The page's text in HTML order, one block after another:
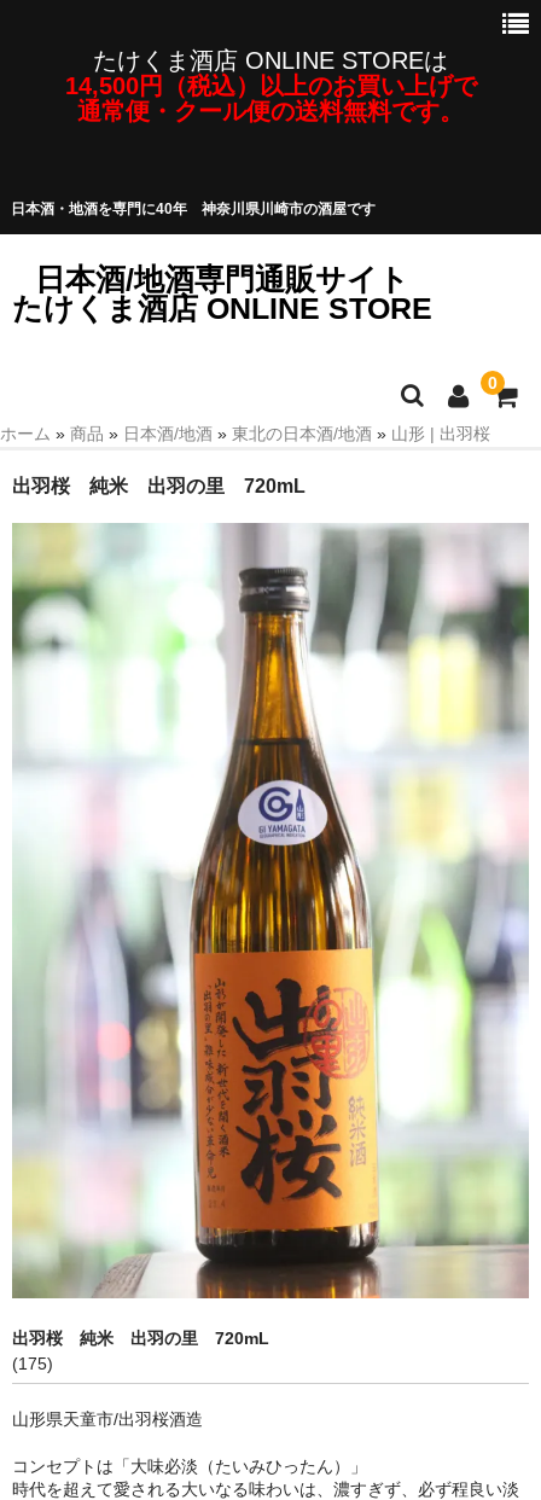
たけくま酒店 ONLINE STOREは
14,500円（税込）以上のお買い上げで
通常便・クール便の送料無料です。
日本酒・地酒を専門に40年 神奈川県川崎市の酒屋です
日本酒/地酒専門通販サイト
たけくま酒店 ONLINE STORE
0
クラフトビールなど
ワイン
和リキュール・梅酒
ホーム » 商品 » 日本酒/地酒 » 東北の日本酒/地酒 » 山形 | 出羽桜
出羽桜 純米 出羽の里 720mL
出羽桜 純米 出羽の里 720mL
(175)
山形県天童市/出羽桜酒造
コンセプトは「大味必淡（たいみひったん）」
時代を超えて愛される大いなる味わいは、濃すぎず、必ず程良い淡